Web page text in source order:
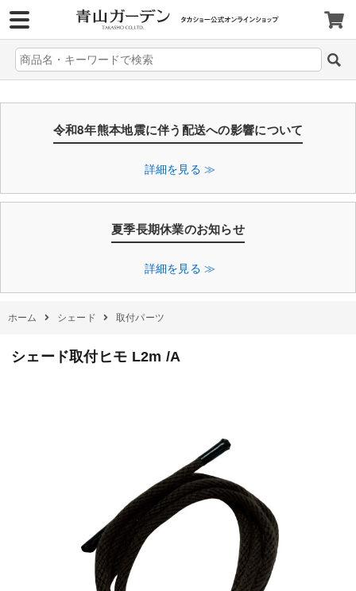
令和8年熊本地震に伴う配送への影響について
詳細を見る ≫
夏季長期休業のお知らせ
詳細を見る ≫
ホーム シェード 取付パーツ
シェード取付ヒモ L2m /A